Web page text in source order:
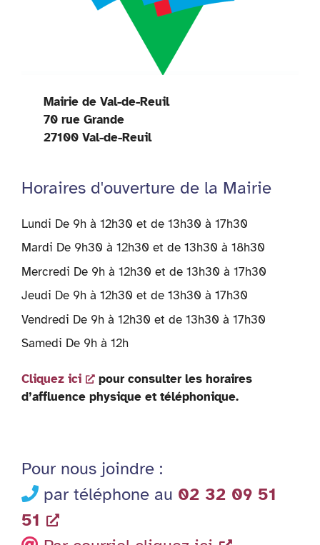
Mairie de Val-de-Reuil
70 rue Grande
27100 Val-de-Reuil
Horaires d'ouverture de la Mairie
Lundi De 9h à 12h30 et de 13h30 à 17h30
Mardi De 9h30 à 12h30 et de 13h30 à 18h30
Mercredi De 9h à 12h30 et de 13h30 à 17h30
Jeudi De 9h à 12h30 et de 13h30 à 17h30
Vendredi De 9h à 12h30 et de 13h30 à 17h30
Samedi De 9h à 12h
Cliquez ici
pour consulter les horaires
d’affluence physique et téléphonique.
Pour nous joindre :
par téléphone au 02 32 09 51
51